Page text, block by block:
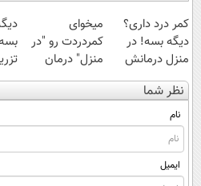
کمر درد داری؟
دیگه بسه! در
منزل درمانش
کن
(◀پرسش‌نامه)
میخوای
کمردردت رو "در
منزل" درمان
کنی؟ (◂فیلم +
◂پرسش‌نامه)
نظر شما
نام
ایمیل